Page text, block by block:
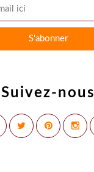
Suivez-nous